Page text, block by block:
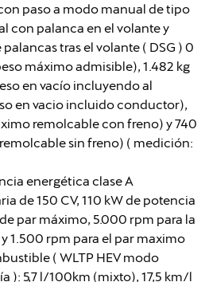
paso a modo manual de tipo
con palanca en el volante y
tras el volante ( DSG ) 0
máximo admisible), 1.482 kg
en vacío incluyendo al
en vacio incluido conductor),
remolcable con freno) y 740
sin freno) ( medición:
energética clase A
de 150 CV, 110 kW de potencia
par máximo, 5.000 rpm para la
1.500 rpm para el par maximo
( WLTP HEV modo
): 5,7 l/100km (mixto), 17,5 km/l